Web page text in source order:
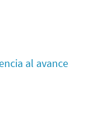
al avance